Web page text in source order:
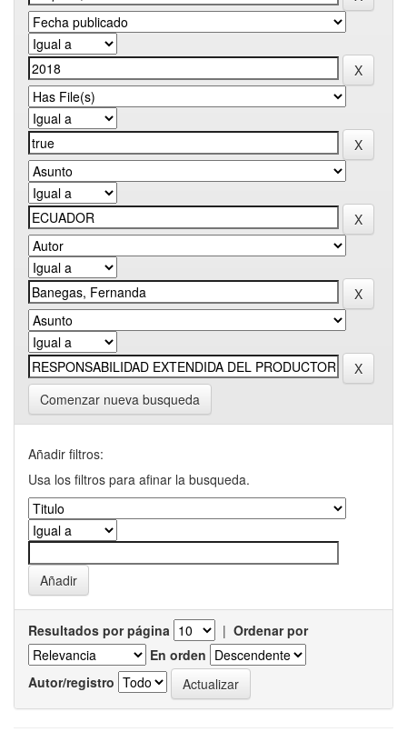
Comenzar nueva busqueda
Añadir filtros:
Usa los filtros para afinar la busqueda.
Resultados por página | Ordenar por
En orden
Autor/registro